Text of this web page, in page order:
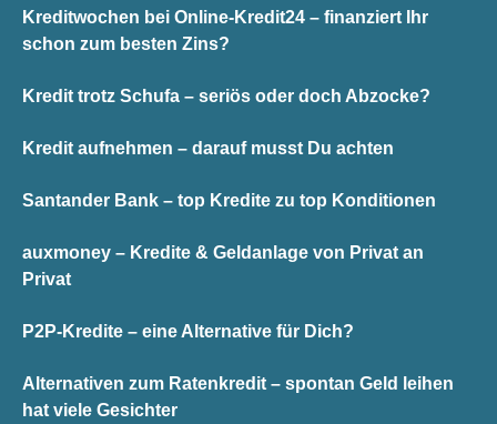
Kreditwochen bei Online-Kredit24 – finanziert Ihr
schon zum besten Zins?
Kredit trotz Schufa – seriös oder doch Abzocke?
Kredit aufnehmen – darauf musst Du achten
Santander Bank – top Kredite zu top Konditionen
auxmoney – Kredite & Geldanlage von Privat an
Privat
P2P-Kredite – eine Alternative für Dich?
Alternativen zum Ratenkredit – spontan Geld leihen
hat viele Gesichter